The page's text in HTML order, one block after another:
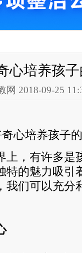
心培养孩
网 2018-09-25
心培养孩子
，有许多是
特的魅力吸引
我们可以充分